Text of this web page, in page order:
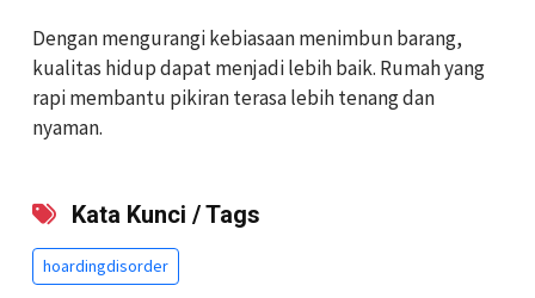
Dengan mengurangi kebiasaan menimbun barang,
kualitas hidup dapat menjadi lebih baik. Rumah yang
rapi membantu pikiran terasa lebih tenang dan
nyaman.
Kata Kunci / Tags
hoardingdisorder